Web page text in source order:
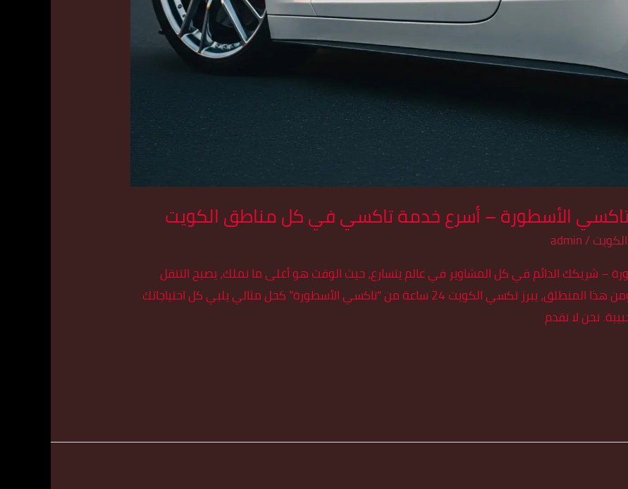
/
admin
الأسطورة – شريكك الدائم في كل المشاوير في عالم يتسارع، حيث الوقت هو أغلى ما نملك، يصبح التنقل
السريع والموثوق ضرورة لا غنى عنها. ومن هذا المنطلق، يبرز تكسي الكويت 24 ساعة من “تاكسي الأسطورة” كحل مثالي يلبي كل احتياجاتك
نحن لا نقدم